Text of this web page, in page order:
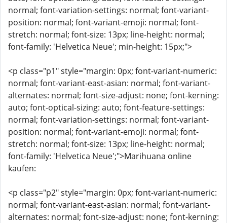
normal; font-variation-settings: normal; font-variant-
position: normal; font-variant-emoji: normal; font-
stretch: normal; font-size: 13px; line-height: normal;
font-family: 'Helvetica Neue'; min-height: 15px;">
<p class="p1" style="margin: 0px; font-variant-numeric:
normal; font-variant-east-asian: normal; font-variant-
alternates: normal; font-size-adjust: none; font-kerning:
auto; font-optical-sizing: auto; font-feature-settings:
normal; font-variation-settings: normal; font-variant-
position: normal; font-variant-emoji: normal; font-
stretch: normal; font-size: 13px; line-height: normal;
font-family: 'Helvetica Neue';">Marihuana online
kaufen:
<p class="p2" style="margin: 0px; font-variant-numeric:
normal; font-variant-east-asian: normal; font-variant-
alternates: normal; font-size-adjust: none; font-kerning: